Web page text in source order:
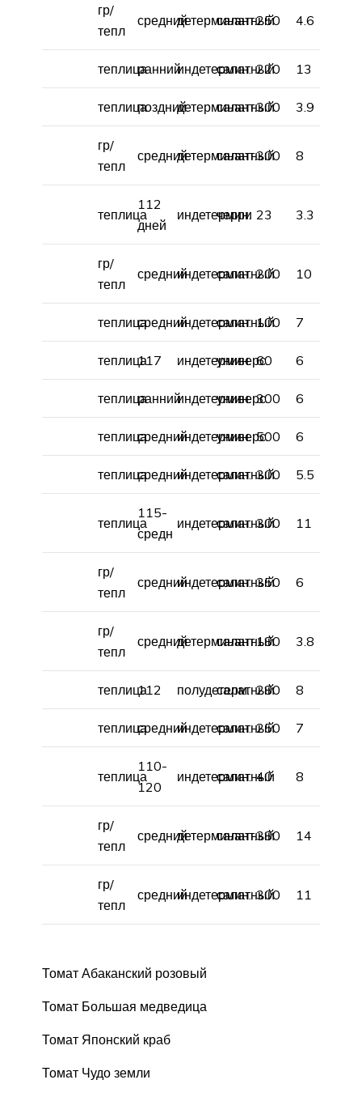
гр/
тепл
среднийдетерминант.
салатный
250 4.6
теплицараннийиндетермин.
салатный
220 13
теплицапозднийдетерминант.
салатный
300 3.9
гр/
тепл
среднийдетерминант.
салатный
300 8
теплица
112
дней
индетермин.
черри 23 3.3
гр/
тепл
среднийиндетермин.
салатный
200 10
теплицасреднийиндетермин.
салатный
100 7
теплица117 индетермин.
универс.
60 6
теплицараннийиндетермин.
универс.300 6
теплицасреднийиндетермин.
универс.500 6
теплицасреднийиндетермин.
салатный
300 5.5
теплица
115-
средн
индетермин.
салатный
300 11
гр/
тепл
среднийиндетермин.
салатный
350 6
гр/
тепл
среднийдетерминант.
салатный
180 3.8
теплица112 полудетерм.
салатный
280 8
теплицасреднийиндетермин.
салатный
250 7
теплица
110-
120
индетермин.
салатный
40 8
гр/
тепл
среднийдетерминант.
салатный
380 14
гр/
тепл
среднийиндетермин.
салатный
300 11
Томат Абаканский розовый
Томат Большая медведица
Томат Японский краб
Томат Чудо земли